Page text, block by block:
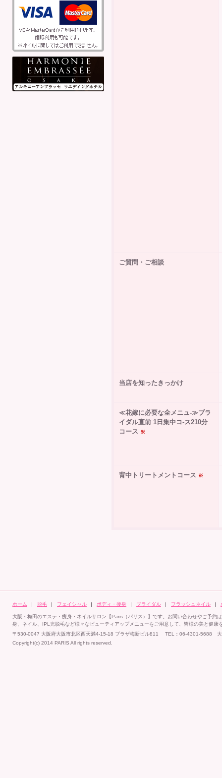
ご質問・ご相談
当店を知ったきっかけ
≪花嫁に必要な全メニュ-≫ブラ
イダル直前 1日集中コ-ス210分
コース ※
背中トリートメントコース ※
ホーム 脱毛 フェイシャル ボディ・痩身 ブライダル フラッシュネイル
大阪・梅田のエステ・痩身・ネイルサロン【Paris（パリス）】です。お問い合わせやご予
身、ネイル、IPL光脱毛など様々なビューティアップメニューをご用意して、皆様の美と健康
〒530-0047 大阪府大阪市北区西天満4-15-18 プラザ梅新ビル811 TEL：06-4301-5688 大
Copyright(c) 2014 PARIS All rights reserved.